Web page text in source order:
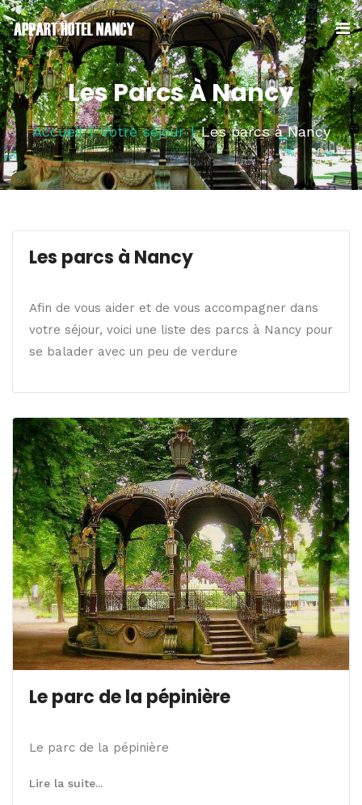
Les Parcs À Nancy
Accueil Votre séjour Les parcs à Nancy
Les parcs à Nancy
Afin de vous aider et de vous accompagner dans
votre séjour, voici une liste des parcs à Nancy pour
se balader avec un peu de verdure
Le parc de la pépinière
Le parc de la pépinière
Lire la suite...